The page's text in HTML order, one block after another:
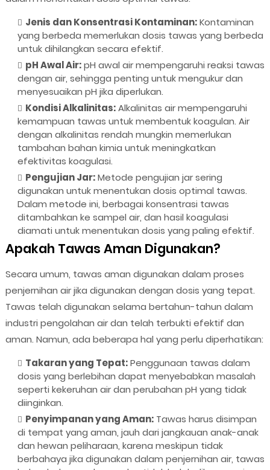
Jenis dan Konsentrasi Kontaminan:Kontaminan
yang berbeda memerlukan dosis tawas yang berbeda
untuk dihilangkan secara efektif.
pH Awal Air:pH awal air mempengaruhi reaksi tawas
dengan air, sehingga penting untuk mengukur dan
menyesuaikan pH jika diperlukan.
Kondisi Alkalinitas:Alkalinitas air mempengaruhi
kemampuan tawas untuk membentuk koagulan. Air
dengan alkalinitas rendah mungkin memerlukan
tambahan bahan kimia untuk meningkatkan
efektivitas koagulasi.
Pengujian Jar:Metode pengujian jar sering
digunakan untuk menentukan dosis optimal tawas.
Dalam metode ini, berbagai konsentrasi tawas
ditambahkan ke sampel air, dan hasil koagulasi
diamati untuk menentukan dosis yang paling efektif.
Apakah Tawas Aman Digunakan?
Secara umum, tawas aman digunakan dalam proses
penjernihan air jika digunakan dengan dosis yang tepat.
Tawas telah digunakan selama bertahun-tahun dalam
industri pengolahan air dan telah terbukti efektif dan
aman. Namun, ada beberapa hal yang perlu diperhatikan:
Takaran yang Tepat:Penggunaan tawas dalam
dosis yang berlebihan dapat menyebabkan masalah
seperti kekeruhan air dan perubahan pH yang tidak
diinginkan.
Penyimpanan yang Aman:Tawas harus disimpan
di tempat yang aman, jauh dari jangkauan anak-anak
dan hewan peliharaan, karena meskipun tidak
berbahaya jika digunakan dalam penjernihan air, tawas